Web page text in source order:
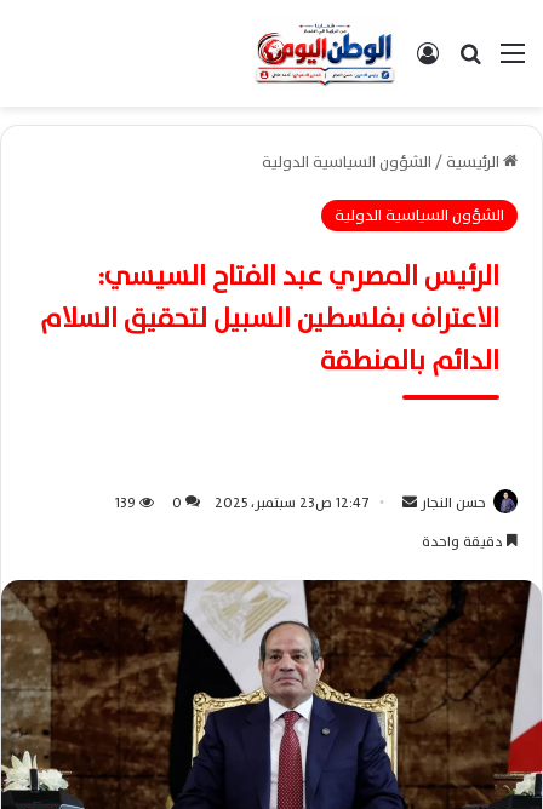
القائمةبحث عن تسجيل الدخول
الرئيسية/الشؤون السياسية الدولية
الشؤون السياسية الدولية
الرئيس المصري عبد الفتاح السيسي:
الاعتراف بفلسطين السبيل لتحقيق السلام
الدائم بالمنطقة
حسن النجار
ل
ب
ر
ي
د
ا
إ
ل
12:47 ص23 سبتمبر، 2025 0
139
دقيقة واحدة